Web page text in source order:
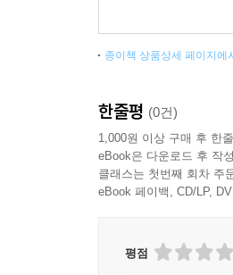
종이책 상품상세 페이지
한줄평 (0건)
1,000원 이상 구매 후 한
eBook은 다운로드 후 작
클래스는 첫번째 회차 주
eBook 페이백, CD/LP,
평점